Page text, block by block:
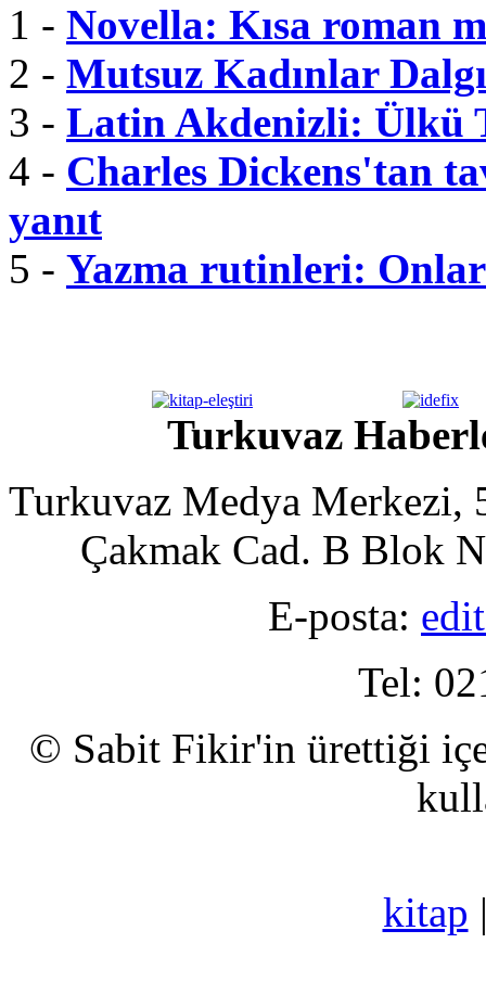
1 - Novella: Kısa roman
2 - Mutsuz Kadınlar
3 - Latin Akdenizli: Ülkü
4 - Charles Dickens'tan
yanıt
5 - Yazma rutinleri: Onlar
Turkuvaz
Turkuvaz Medya Merkezi,
Çakmak Cad. B Blok
E-posta:
Tel:
© Sabit Fikir'in ürettiği
kitap